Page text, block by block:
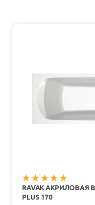
RAVAK АКРИЛОВАЯ
PLUS 170